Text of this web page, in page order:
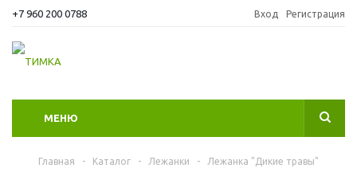
+7 960 200 0788 Вход Регистрация
МЕНЮ
Главная - Каталог - Лежанки -
Лежанка "Дикие травы"